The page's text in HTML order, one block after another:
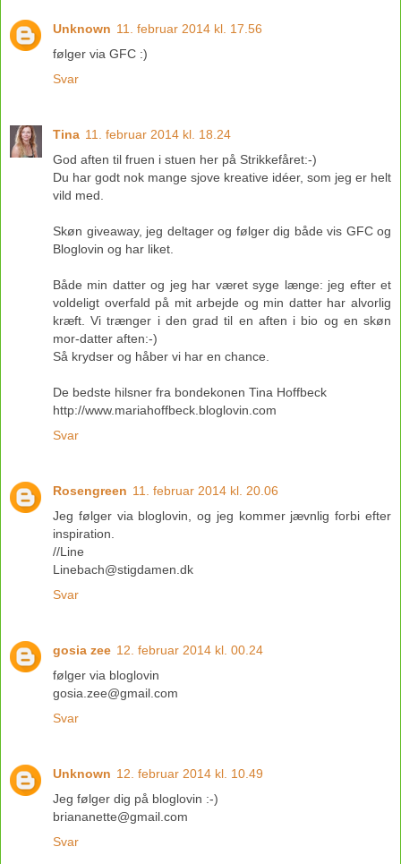
Unknown 11. februar 2014 kl. 17.56
følger via GFC :)
Svar
Tina 11. februar 2014 kl. 18.24
God aften til fruen i stuen her på Strikkefåret:-)
Du har godt nok mange sjove kreative idéer, som jeg er helt
vild med.
Skøn giveaway, jeg deltager og følger dig både vis GFC og
Bloglovin og har liket.
Både min datter og jeg har været syge længe: jeg efter et
voldeligt overfald på mit arbejde og min datter har alvorlig
kræft. Vi trænger i den grad til en aften i bio og en skøn
mor-datter aften:-)
Så krydser og håber vi har en chance.
De bedste hilsner fra bondekonen Tina Hoffbeck
http://www.mariahoffbeck.bloglovin.com
Svar
Rosengreen 11. februar 2014 kl. 20.06
Jeg følger via bloglovin, og jeg kommer jævnlig forbi efter
inspiration.
//Line
Linebach@stigdamen.dk
Svar
gosia zee 12. februar 2014 kl. 00.24
følger via bloglovin
gosia.zee@gmail.com
Svar
Unknown 12. februar 2014 kl. 10.49
Jeg følger dig på bloglovin :-)
briananette@gmail.com
Svar